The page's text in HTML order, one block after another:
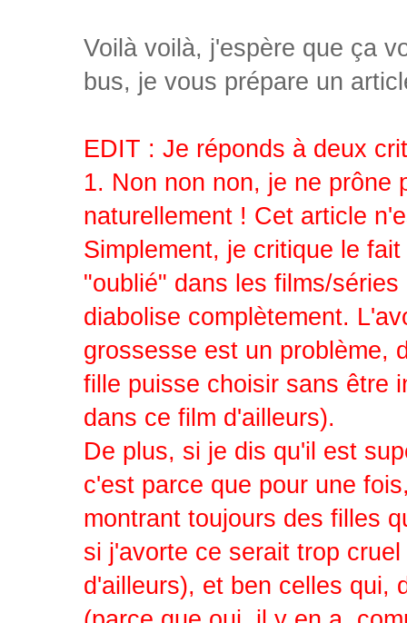
Voilà voilà, j'espère que ça
bus, je vous prépare un
EDIT : Je réponds à deux
1. Non non non, je ne prône
naturellement ! Cet article
Simplement, je critique le
"oublié" dans les films/
diabolise complètement.
grossesse est un problème,
fille puisse choisir sans être
dans ce film d'ailleurs).
De plus, si je dis qu'il est
c'est parce que pour une
montrant toujours des filles
si j'avorte ce serait trop
d'ailleurs), et ben celles qui,